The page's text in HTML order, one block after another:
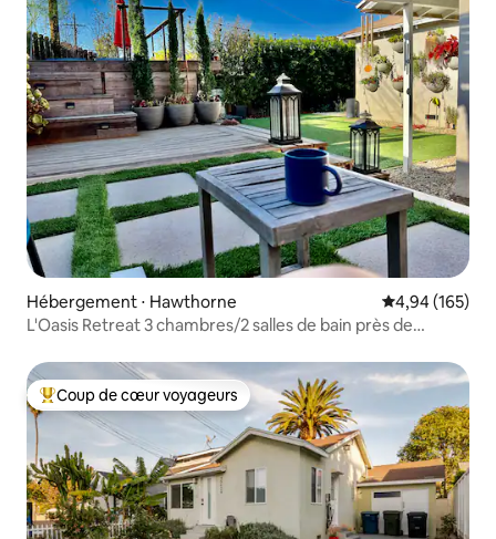
Hébergement ⋅ Hawthorne Évaluation
4,94 (165)
L'Oasis Retreat 3 chambres/2 salles de bain près de
Coups de cœur voyageurs les plus appréciés
Coup de cœur voyageurs